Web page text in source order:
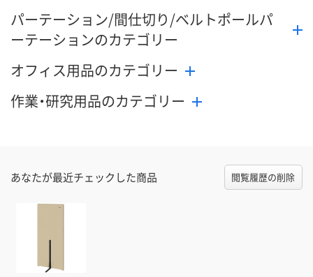
パーテーション/間仕切り/ベルトポールパ
ーテーションのカテゴリー
オフィス用品のカテゴリー
作業・研究用品のカテゴリー
あなたが最近チェックした商品 閲覧履歴の削除